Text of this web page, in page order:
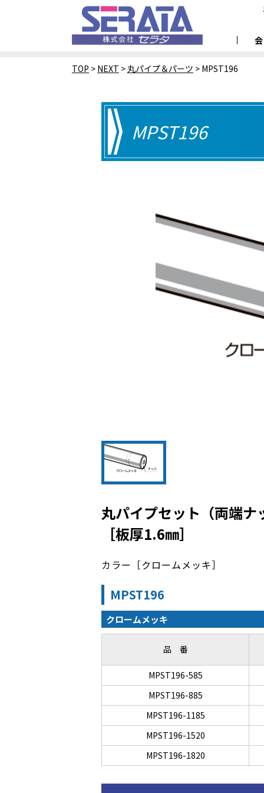
TOP > NEXT > 丸パイプ＆パーツ > MPST196
MPST196
丸パイプセット（両端
［板厚1.6㎜］
カラー［クロームメッキ］
MPST196
クロームメッキ
品 番
MPST196-585
MPST196-885
MPST196-1185
MPST196-1520
MPST196-1820